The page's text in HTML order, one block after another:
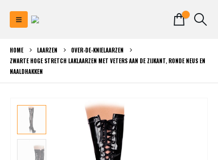
HOME LAARZEN
OVER-DE-KNIELAARZEN
ZWARTE HOGE STRETCH LAKLAARZEN MET VETERS AAN DE ZIJKANT, RONDE NEUS EN
NAALDHAKKEN